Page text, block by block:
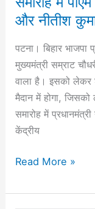
और नीतीश
पटना। बिहार
मुख्यमंत्री सम्राट
वाला है। इसको लेकर
मैदान में होगा,
समारोह में प्रधानमंत्री
केंद्रीय
नवीन,
अमित
और
नीतीश
कुमार
होंगे
शामिल
Read More »